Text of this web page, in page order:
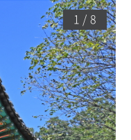
1 / 8